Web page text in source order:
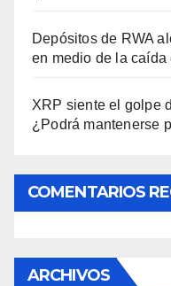
Depósitos de RWA
en medio de la caída
XRP siente el golpe
¿Podrá mantenerse
COMENTARIOS
ARCHIVOS